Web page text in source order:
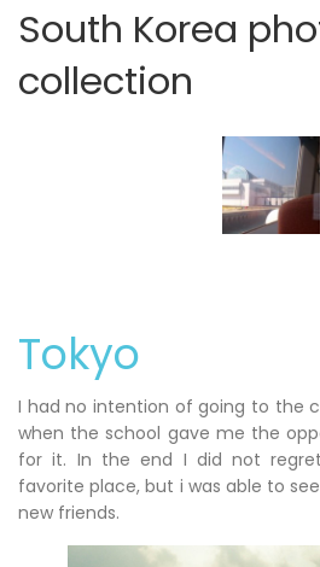
South Korea
collection
Tokyo
I had no intention of going to the
when the school gave me the
for it. In the end I did not
favorite place, but i was able to
new friends.